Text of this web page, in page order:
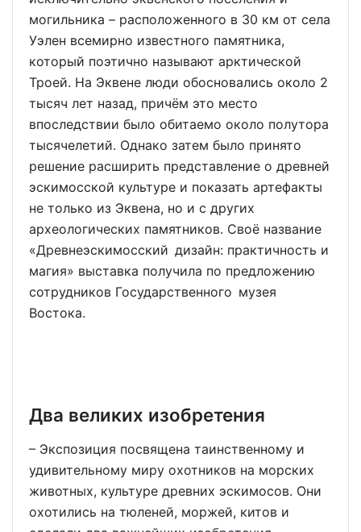
могильника – расположенного в 30 км от села
Уэлен всемирно известного памятника,
который поэтично называют арктической
Троей. На Эквене люди обосновались около 2
тысяч лет назад, причём это место
впоследствии было обитаемо около полутора
тысячелетий. Однако затем было принято
решение расширить представление о древней
эскимосской культуре и показать артефакты
не только из Эквена, но и с других
археологических памятников. Своё название
«Древнеэскимосский дизайн: практичность и
магия» выставка получила по предложению
сотрудников Государственного музея
Востока.
Два великих изобретения
– Экспозиция посвящена таинственному и
удивительному миру охотников на морских
животных, культуре древних эскимосов. Они
охотились на тюленей, моржей, китов и